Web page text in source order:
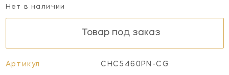
Нет в наличии
Товар под заказ
Артикул CHC5460PN-CG